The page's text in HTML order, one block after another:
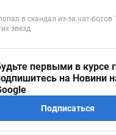
первыми в курсе
на Новини
Подписаться